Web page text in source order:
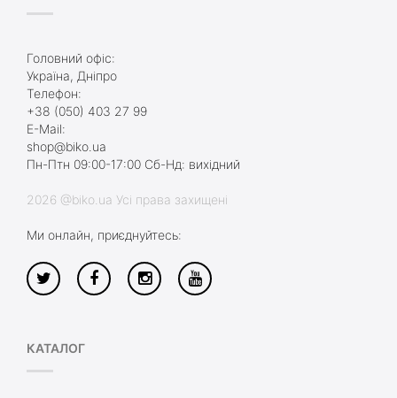
Головний офіс:
Україна, Дніпро
Телефон:
+38 (050) 403 27 99
E-Mail:
shop@biko.ua
Пн-Птн 09:00-17:00 Сб-Нд: вихідний
2026 @biko.ua Усі права захищені
Ми онлайн, приєднуйтесь:
КАТАЛОГ